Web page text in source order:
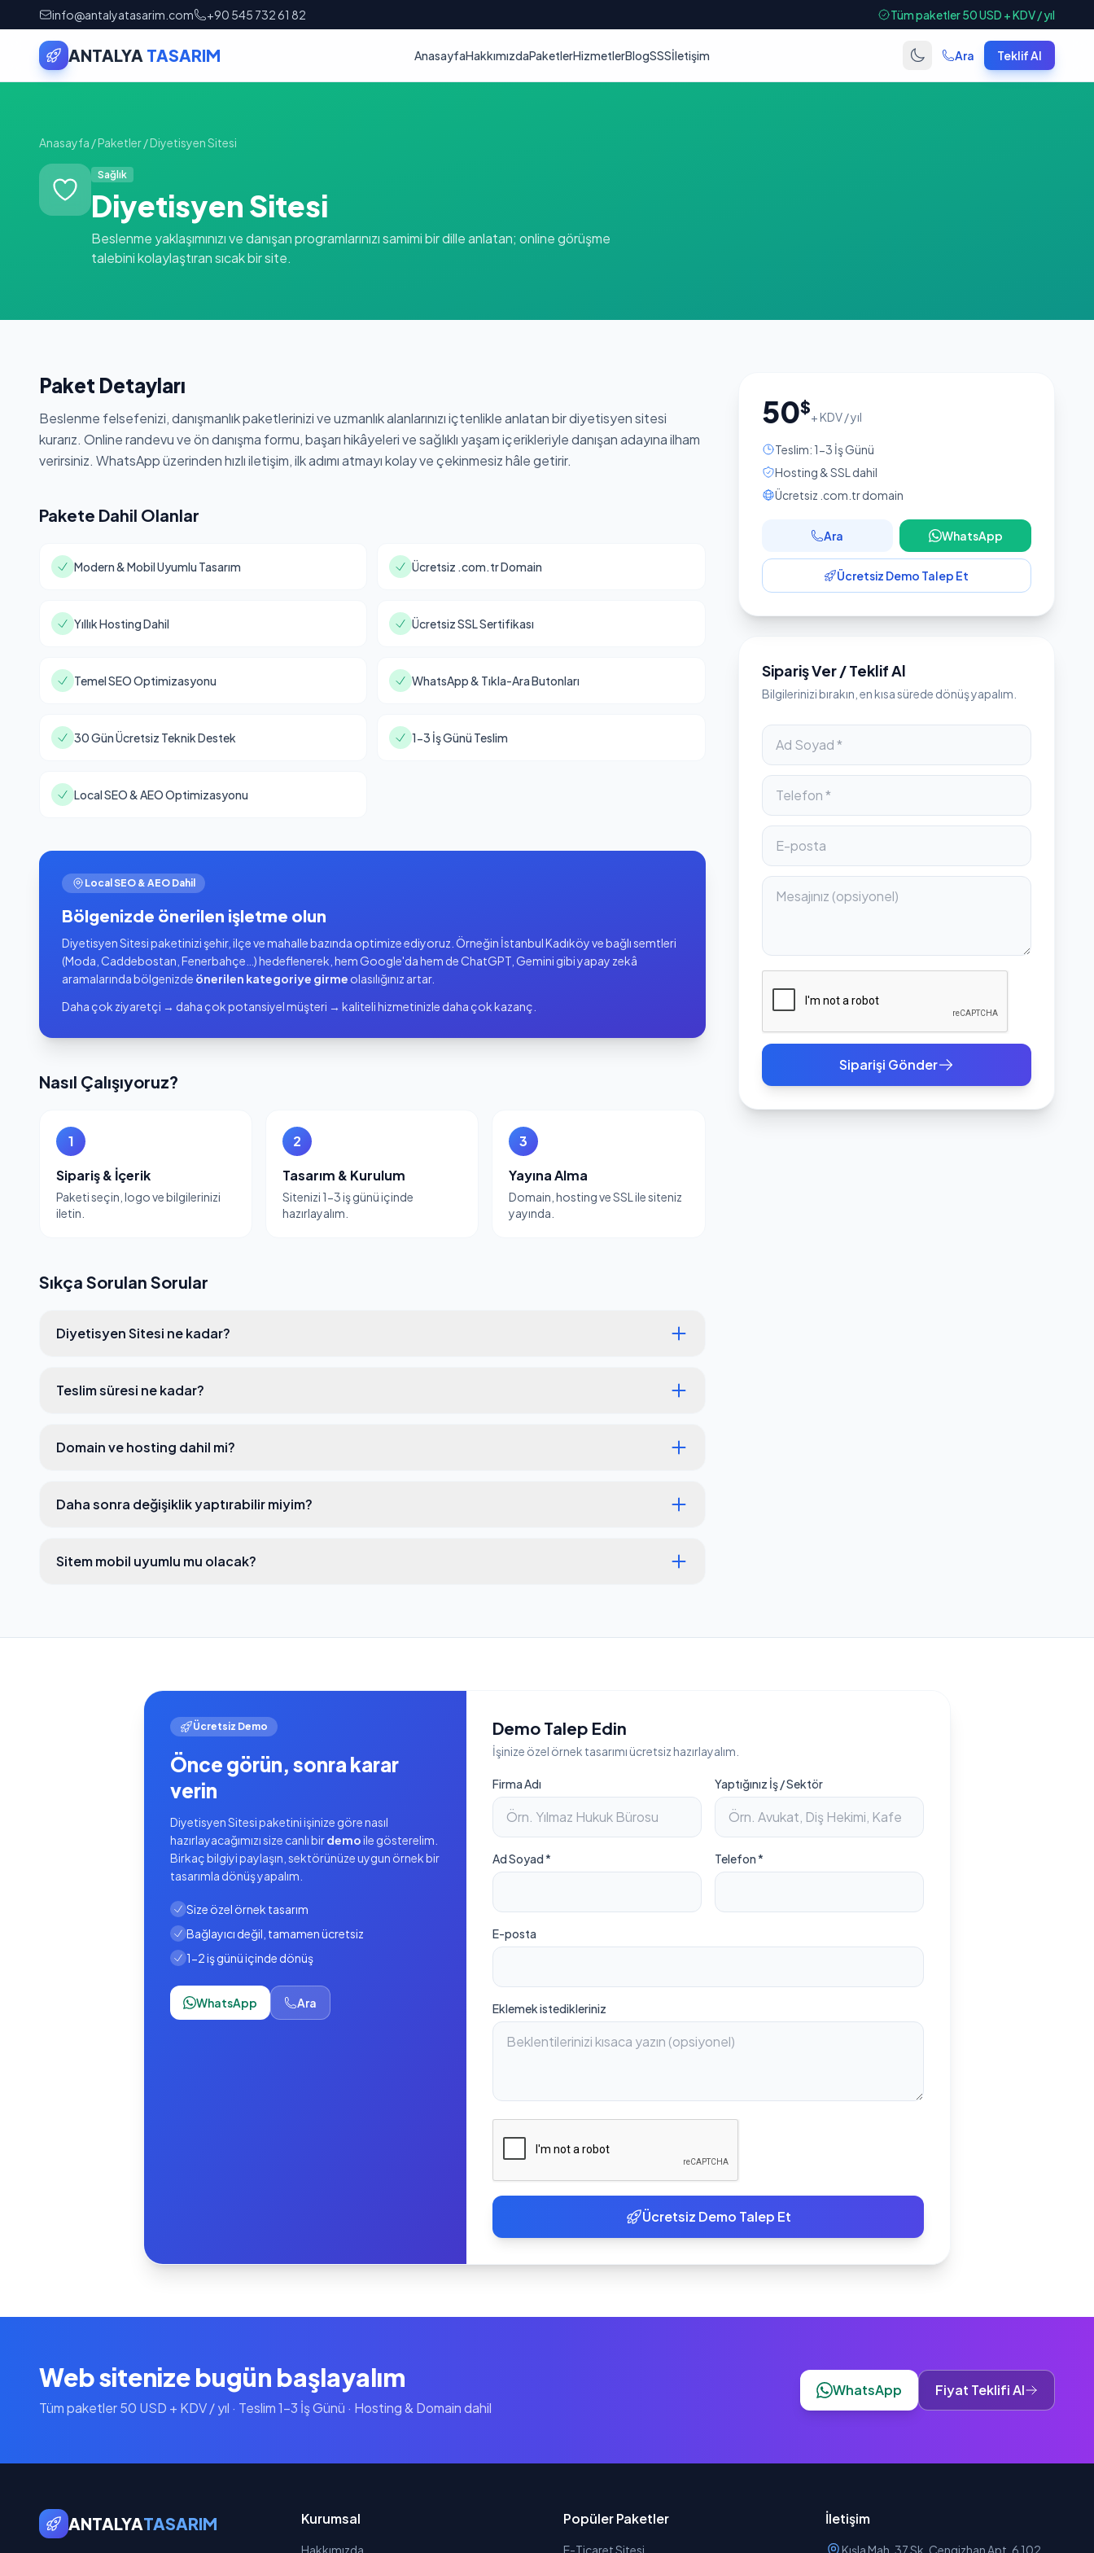
info@antalyatasarim.com +90 545 732 61 82 Tüm paketler 50 USD + KDV / yıl
ANTALYA TASARIM AnasayfaHakkımızdaPaketlerHizmetlerBlogSSSİletişim Ara Teklif Al
Anasayfa /Paketler/Diyetisyen Sitesi
Sağlık
Diyetisyen Sitesi
Beslenme yaklaşımınızı ve danışan programlarınızı samimi bir dille anlatan; online görüşme
talebini kolaylaştıran sıcak bir site.
Paket Detayları
Beslenme felsefenizi, danışmanlık paketlerinizi ve uzmanlık alanlarınızı içtenlikle anlatan bir diyetisyen sitesi
kurarız. Online randevu ve ön danışma formu, başarı hikâyeleri ve sağlıklı yaşam içerikleriyle danışan adayına ilham
verirsiniz. WhatsApp üzerinden hızlı iletişim, ilk adımı atmayı kolay ve çekinmesiz hâle getirir.
Pakete Dahil Olanlar
Modern & Mobil Uyumlu Tasarım Ücretsiz .com.tr Domain
Yıllık Hosting Dahil Ücretsiz SSL Sertifikası
Temel SEO Optimizasyonu WhatsApp & Tıkla-Ara Butonları
30 Gün Ücretsiz Teknik Destek 1-3 İş Günü Teslim
Local SEO & AEO Optimizasyonu
Local SEO & AEO Dahil
Bölgenizde önerilen işletme olun
Diyetisyen Sitesi paketinizi şehir, ilçe ve mahalle bazında optimize ediyoruz. Örneğin İstanbul Kadıköy ve bağlı semtleri
(Moda, Caddebostan, Fenerbahçe…) hedeflenerek, hem Google'da hem de ChatGPT, Gemini gibi yapay zekâ
aramalarında bölgenizde önerilen kategoriye girme olasılığınız artar.
Daha çok ziyaretçi → daha çok potansiyel müşteri → kaliteli hizmetinizle daha çok kazanç.
Nasıl Çalışıyoruz?
1
Sipariş & İçerik
Paketi seçin, logo ve bilgilerinizi
iletin.
2
Tasarım & Kurulum
Sitenizi 1-3 iş günü içinde
hazırlayalım.
3
Yayına Alma
Domain, hosting ve SSL ile siteniz
yayında.
Sıkça Sorulan Sorular
Diyetisyen Sitesi ne kadar?
Teslim süresi ne kadar?
Domain ve hosting dahil mi?
Daha sonra değişiklik yaptırabilir miyim?
Sitem mobil uyumlu mu olacak?
50$+ KDV / yıl
Teslim: 1-3 İş Günü
Hosting & SSL dahil
Ücretsiz .com.tr domain
Ara WhatsApp
Ücretsiz Demo Talep Et
Sipariş Ver / Teklif Al
Bilgilerinizi bırakın, en kısa sürede dönüş yapalım.
Siparişi Gönder
Ücretsiz Demo
Önce görün, sonra karar
verin
Diyetisyen Sitesi paketini işinize göre nasıl
hazırlayacağımızı size canlı birdemoile gösterelim.
Birkaç bilgiyi paylaşın, sektörünüze uygun örnek bir
tasarımla dönüş yapalım.
Size özel örnek tasarım
Bağlayıcı değil, tamamen ücretsiz
1-2 iş günü içinde dönüş
WhatsApp Ara
Demo Talep Edin
İşinize özel örnek tasarımı ücretsiz hazırlayalım.
Firma Adı Yaptığınız İş / Sektör
Ad Soyad * Telefon *
E-posta
Eklemek istedikleriniz
Ücretsiz Demo Talep Et
Web sitenize bugün başlayalım
Tüm paketler 50 USD + KDV / yıl · Teslim 1-3 İş Günü · Hosting & Domain dahil
WhatsApp Fiyat Teklifi Al
ANTALYATASARIM Kurumsal
Hakkımızda
Popüler Paketler
E-Ticaret Sitesi
İletişim
Kışla Mah. 37 Sk. Cengizhan Apt. 6 102